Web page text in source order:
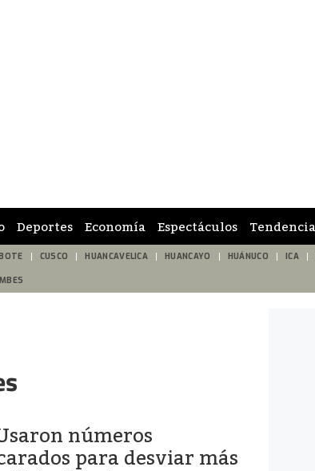
Deportes Economía Espectáculos Tendencia
CUSCO HUANCAVELICA HUANCAYO HUÁNUCO ICA
números
para desviar más